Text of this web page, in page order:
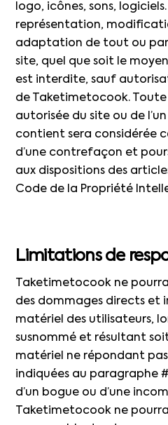
logo, icônes, sons,
représentation,
adaptation de tout ou
site, quel que soit le
est interdite, sauf
de Taketimetocook.
autorisée du site ou de l’un
contient sera considérée
d’une contrefaçon et
aux dispositions des
Code de la Propriété
Limitations de
Taketimetocook ne
des dommages directs et
matériel des utilisateurs,
susnommé et résultant
matériel ne répondant
indiquées au paragraphe
d’un bogue ou d’une
Taketimetocook ne